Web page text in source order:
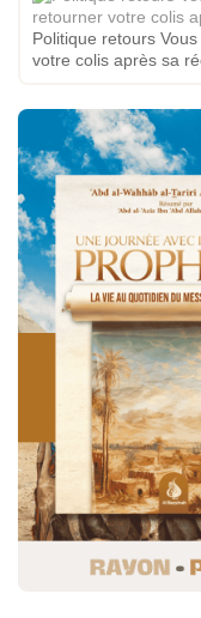
Politique retours
votre colis après sa